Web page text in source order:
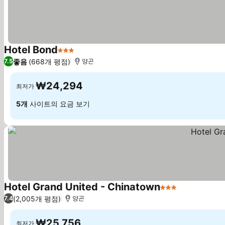
Hotel Bond3 성급요금 보기
7.5좋음 (668개 평점) 양곤
최저가 ₩24,294
5개 사이트의 요금 보기
Hotel Grand United - Chinatown3 성급
7.4(2,005개 평점) 양곤
최저가